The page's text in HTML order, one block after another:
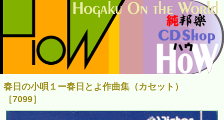
春日の小唄１ー春日とよ作曲集（カセット）
［7099］